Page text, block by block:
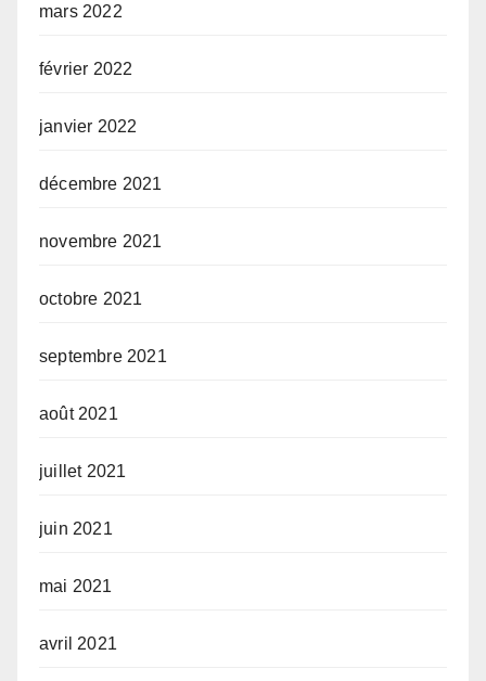
mars 2022
février 2022
janvier 2022
décembre 2021
novembre 2021
octobre 2021
septembre 2021
août 2021
juillet 2021
juin 2021
mai 2021
avril 2021